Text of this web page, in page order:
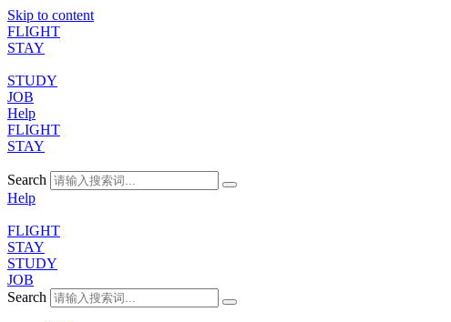
Skip to content
FLIGHT
STAY
STUDY
JOB
Help
FLIGHT
STAY
Search
Help
FLIGHT
STAY
STUDY
JOB
Search